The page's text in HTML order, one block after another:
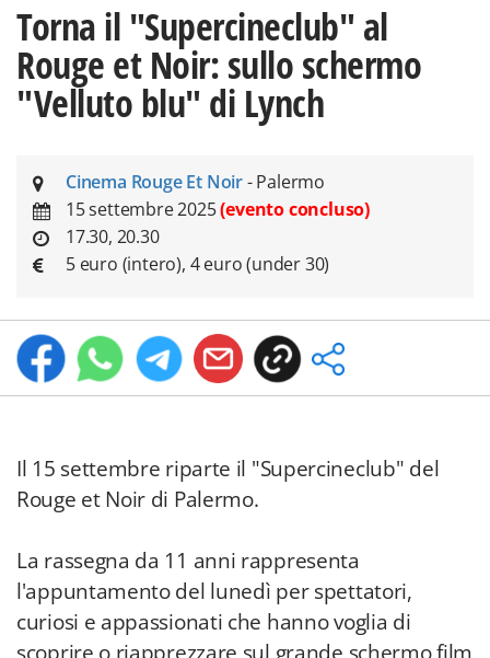
Torna il "Supercineclub" al
Rouge et Noir: sullo schermo
"Velluto blu" di Lynch
Cinema Rouge Et Noir- Palermo
15 settembre 2025(evento concluso)
17.30, 20.30
5 euro (intero), 4 euro (under 30)
Il 15 settembre riparte il "Supercineclub" del
Rouge et Noir di Palermo.
La rassegna da 11 anni rappresenta
l'appuntamento del lunedì per spettatori,
curiosi e appassionati che hanno voglia di